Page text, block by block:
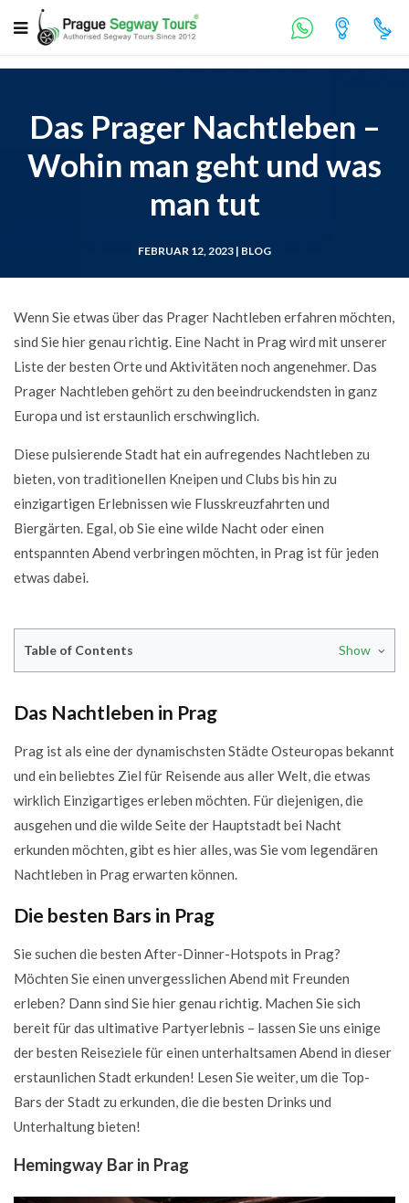
Das Prager Nachtleben –
Wohin man geht und was
man tut
FEBRUAR 12, 2023 | BLOG
Wenn Sie etwas über das Prager Nachtleben erfahren möchten,
sind Sie hier genau richtig. Eine Nacht in Prag wird mit unserer
Liste der besten Orte und Aktivitäten noch angenehmer. Das
Prager Nachtleben gehört zu den beeindruckendsten in ganz
Europa und ist erstaunlich erschwinglich.
Diese pulsierende Stadt hat ein aufregendes Nachtleben zu
bieten, von traditionellen Kneipen und Clubs bis hin zu
einzigartigen Erlebnissen wie Flusskreuzfahrten und
Biergärten. Egal, ob Sie eine wilde Nacht oder einen
entspannten Abend verbringen möchten, in Prag ist für jeden
etwas dabei.
Table of Contents
Show
Die besten Bars in Prag
Die besten Stripclubs in Prag
Mehr Ideen zum Nachtleben in Prag
Prag Nachtleben Tipps
Das Nachtleben in Prag
Prag ist als eine der dynamischsten Städte Osteuropas bekannt
und ein beliebtes Ziel für Reisende aus aller Welt, die etwas
wirklich Einzigartiges erleben möchten. Für diejenigen, die
ausgehen und die wilde Seite der Hauptstadt bei Nacht
erkunden möchten, gibt es hier alles, was Sie vom legendären
Nachtleben in Prag erwarten können.
Die besten Bars in Prag
Sie suchen die besten After-Dinner-Hotspots in Prag?
Möchten Sie einen unvergesslichen Abend mit Freunden
erleben? Dann sind Sie hier genau richtig. Machen Sie sich
bereit für das ultimative Partyerlebnis – lassen Sie uns einige
der besten Reiseziele für einen unterhaltsamen Abend in dieser
erstaunlichen Stadt erkunden! Lesen Sie weiter, um die Top-
Bars der Stadt zu erkunden, die die besten Drinks und
Unterhaltung bieten!
Hemingway Bar in Prag